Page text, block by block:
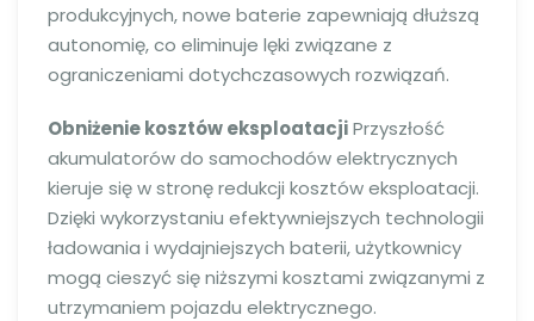
produkcyjnych, nowe baterie zapewniają dłuższą
autonomię, co eliminuje lęki związane z
ograniczeniami dotychczasowych rozwiązań.
Obniżenie kosztów eksploatacjiPrzyszłość
akumulatorów do samochodów elektrycznych
kieruje się w stronę redukcji kosztów eksploatacji.
Dzięki wykorzystaniu efektywniejszych technologii
ładowania i wydajniejszych baterii, użytkownicy
mogą cieszyć się niższymi kosztami związanymi z
utrzymaniem pojazdu elektrycznego.